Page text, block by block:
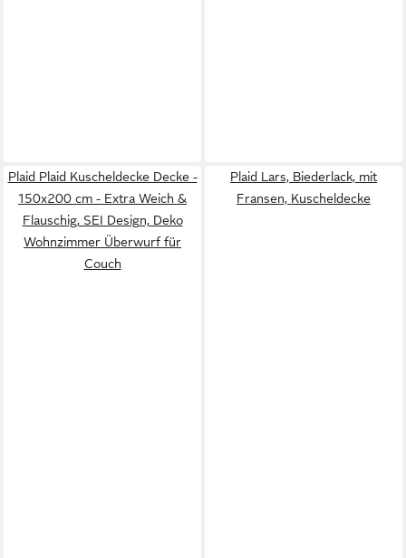
Plaid Plaid Kuscheldecke Decke -
150x200 cm - Extra Weich &
Flauschig, SEI Design, Deko
Wohnzimmer Überwurf für
Couch
Plaid Lars, Biederlack, mit
Fransen, Kuscheldecke